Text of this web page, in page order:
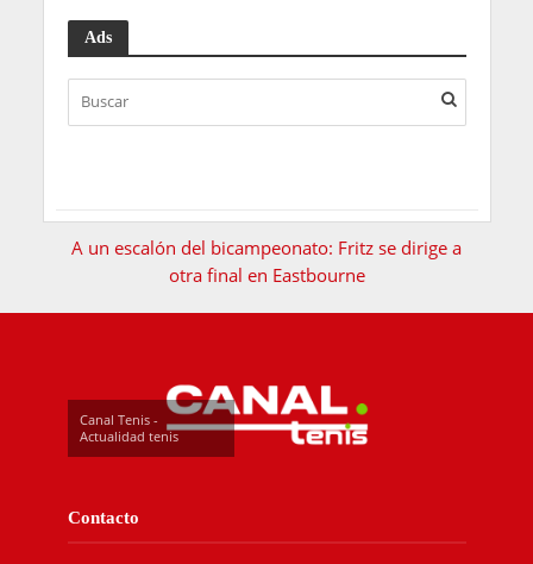
Ads
A un escalón del bicampeonato: Fritz se dirige a
otra final en Eastbourne
Canal Tenis -
Actualidad tenis
Contacto